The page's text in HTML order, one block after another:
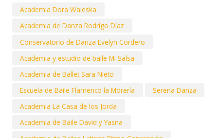
Academia Dora Waleska
Academia de Danza Rodrígo Díaz
Conservatorio de Danza Evelyn Cordero
Academia y estudio de baile Mi Salsa
Academia de Ballet Sara Nieto
Escuela de Baile Flamenco la Morería
Serena Danza
Academia La Casa de los Jorda
Academia de Baile David y Yasna